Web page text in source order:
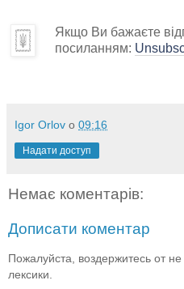
Якщо Ви бажаєте
посиланням:
Igor Orlov о 09:16
Надати доступ
Немає коментарів:
Дописати коментар
Пожалуйста, воздержитесь от
лексики.